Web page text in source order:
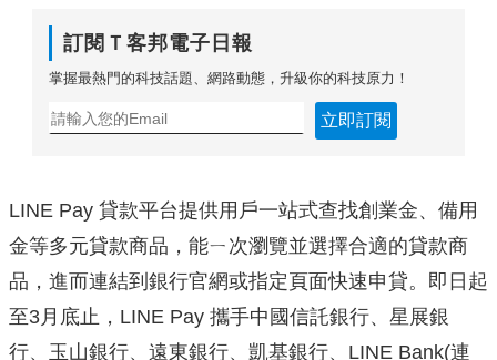
訂閱Ｔ客邦電子日報
掌握最熱門的科技話題、網路動態，升級你的科技原力！
立即訂閱
LINE Pay 貸款平台提供用戶一站式查找創業金、 備用
金等多元貸款商品，能ㄧ次瀏覽並選擇合適的貸款商
品， 進而連結到銀行官網或指定頁面快速申貸。即日起
至3月底止，LINE Pay 攜手中國信託銀行、星展銀
行、玉山銀行、遠東銀行、 凱基銀行、LINE Bank(連